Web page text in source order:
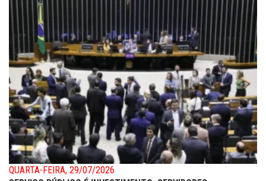
QUARTA-FEIRA, 29/07/2026